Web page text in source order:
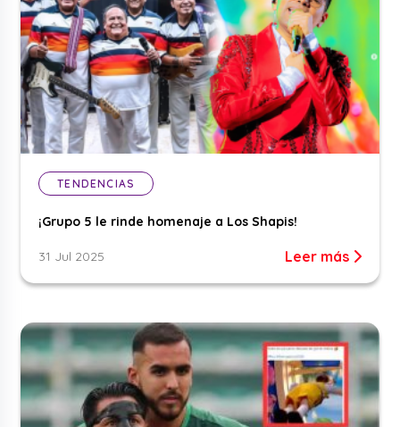
TENDENCIAS
¡Grupo 5 le rinde homenaje a Los Shapis!
31 Jul 2025 Leer más